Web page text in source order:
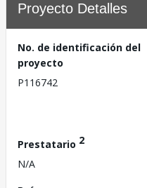
Proyecto Detalles
No. de identificación del
proyecto
P116742
Prestatario 2
N/A